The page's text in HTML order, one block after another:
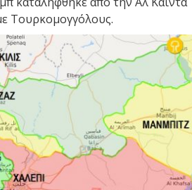
Τουρκομογγόλους.